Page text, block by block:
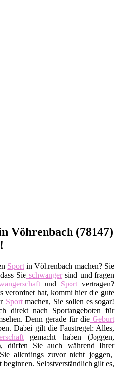
Vöhrenbach (78147)
Sport in Vöhrenbach machen? Sie
Sie schwangersind und fragen
und Sport vertragen?
verordnet hat, kommt hier die gute
Sportmachen, Sie sollen es sogar!
direkt nach Sportangeboten für
Denn gerade für die Geburt
Dabei gilt die Faustregel: Alles,
gemacht haben (Joggen,
dürfen Sie auch während Ihrer
allerdings zuvor nicht joggen,
Selbstverständlich gilt es,